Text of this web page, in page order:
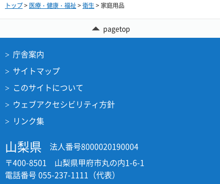
トップ> 医療・健康・福祉>衛生> 家庭用品
pagetop
庁舎案内
サイトマップ
このサイトについて
ウェブアクセシビリティ方針
リンク集
山梨県
法人番号8000020190004
〒400-8501 山梨県甲府市丸の内1-6-1
電話番号 055-237-1111（代表）